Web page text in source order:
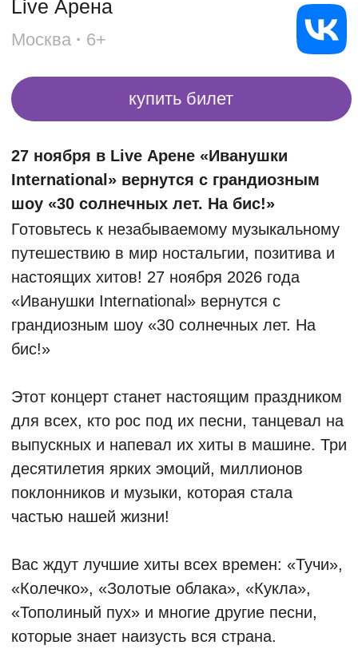
шоу «30 солнечных лет. На бис!»
путешествию в мир ностальгии, позитива и
«Иванушки International» вернутся с
грандиозным шоу «30 солнечных лет. На
бис!»
для всех, кто рос под их песни, танцевал на
выпускных и напевал их хиты в машине. Три
десятилетия ярких эмоций, миллионов
поклонников и музыки, которая стала
частью нашей жизни!
Вас ждут лучшие хиты всех времен: «Тучи»,
«Колечко», «Золотые облака», «Кукла»,
«Тополиный пух» и многие другие песни,
которые знает наизусть вся страна.
Звездные гости, неожиданные сюрпризы и
зажигательная атмосфера подарят вам по-
«30 солнечных лет. На бис!» -это не просто
концерт, это путешествие во времени, где
зритель - часть большой семьи «Иванушек».
Не упустите шанс посетить это уникальное
событие!